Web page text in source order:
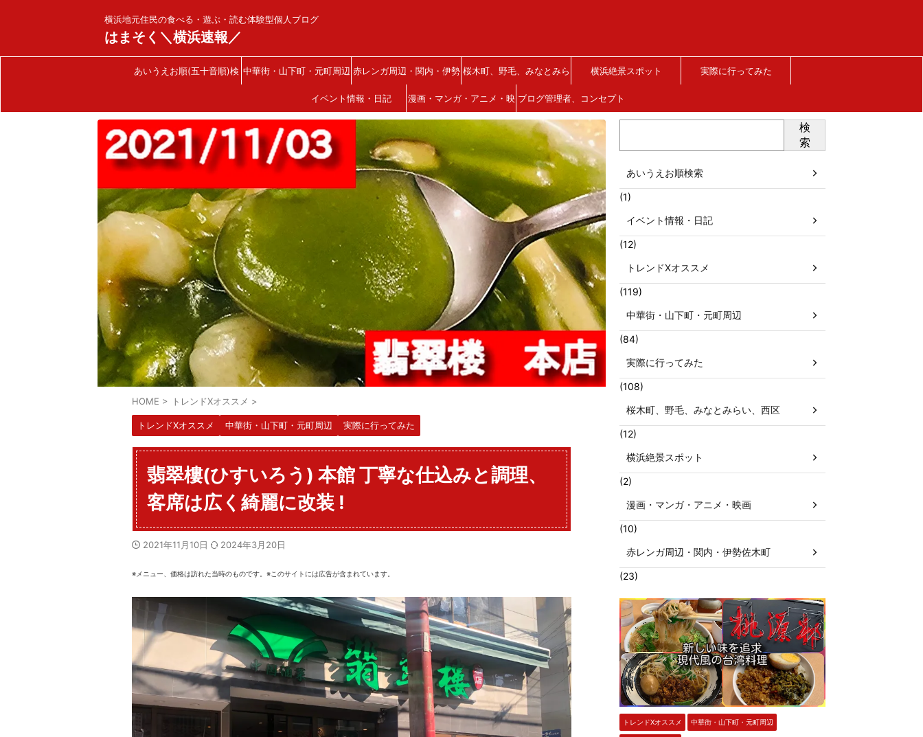
横浜地元住民の食べる・遊ぶ・読む体験型個人ブログ
はまそく＼横浜速報／
あいうえお順(五十音順)検 中華街・山下町・元町周辺 赤レンガ周辺・関内・伊勢
佐木町
桜木町、野毛、みなとみら
い、西区
横浜絶景スポット 実際に行ってみた
イベント情報・日記 漫画・マンガ・アニメ・映 ブログ管理者、コンセプト
について
HOME > トレンドXオススメ >
トレンドXオススメ 中華街・山下町・元町周辺 実際に行ってみた
翡翠樓(ひすいろう) 本館 丁寧な仕込みと調理、
客席は広く綺麗に改装 !
2021年11月10日 2024年3月20日
※メニュー、価格は訪れた当時のものです。※このサイトには広告が含まれています。
検
索
あいうえお順検索
(1)
イベント情報・日記
(12)
トレンドXオススメ
(119)
中華街・山下町・元町周辺
(84)
実際に行ってみた
(108)
桜木町、野毛、みなとみらい、西区
(12)
横浜絶景スポット
(2)
漫画・マンガ・アニメ・映画
(10)
赤レンガ周辺・関内・伊勢佐木町
(23)
トレンドXオススメ 中華街・山下町・元町周辺